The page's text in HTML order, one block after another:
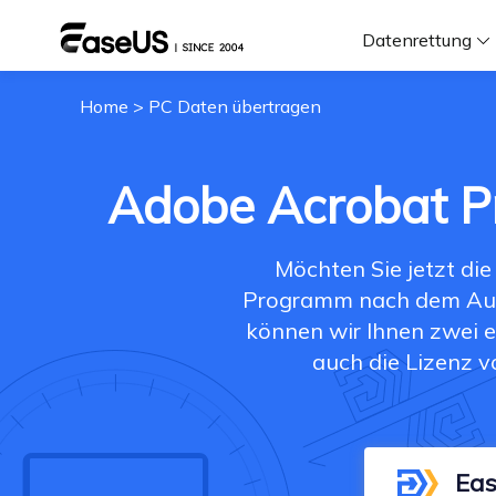
Datenrettung
Home > PC Daten übertragen
Adobe Acrobat
Möchten Sie jetzt
Programm nach dem
können wir Ihnen zwei
auch die Lizenz